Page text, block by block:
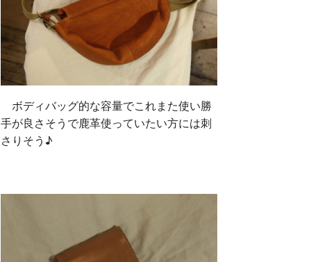
ボディバッグ的な容量でこれまた使い勝
手が良さそうで鹿革使っていたい方には刺
さりそう♪